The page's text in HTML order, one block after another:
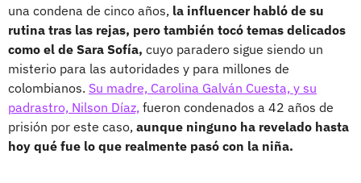
una condena de cinco años, la influencer habló de su
rutina tras las rejas, pero también tocó temas delicados
como el de Sara Sofía, cuyo paradero sigue siendo un
misterio para las autoridades y para millones de
colombianos. Su madre, Carolina Galván Cuesta, y su
padrastro, Nilson Díaz, fueron condenados a 42 años de
prisión por este caso, aunque ninguno ha revelado hasta
hoy qué fue lo que realmente pasó con la niña.